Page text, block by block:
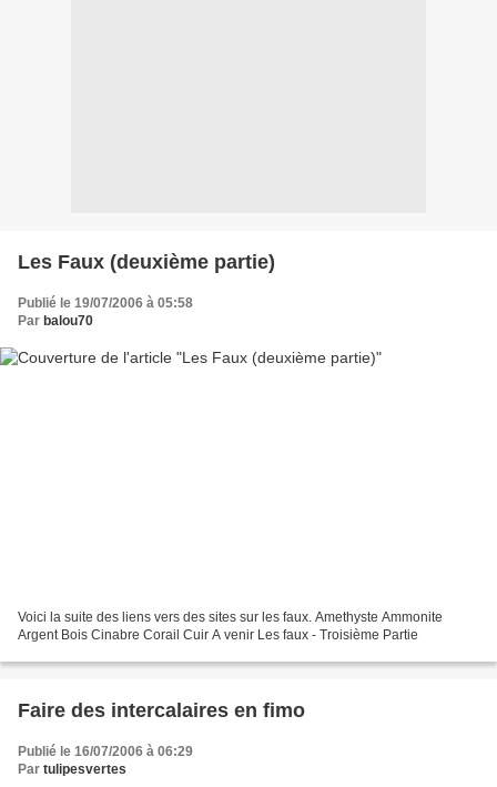
Les Faux (deuxième partie)
Publié le 19/07/2006 à 05:58
Par balou70
Voici la suite des liens vers des sites sur les faux. Amethyste Ammonite
Argent Bois Cinabre Corail Cuir A venir Les faux - Troisième Partie
Faire des intercalaires en fimo
Publié le 16/07/2006 à 06:29
Par tulipesvertes